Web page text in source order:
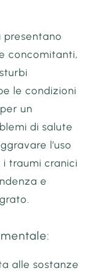
presentano
concomitanti,
le condizioni
un
di salute
l’uso
traumi cranici
e
alle sostanze